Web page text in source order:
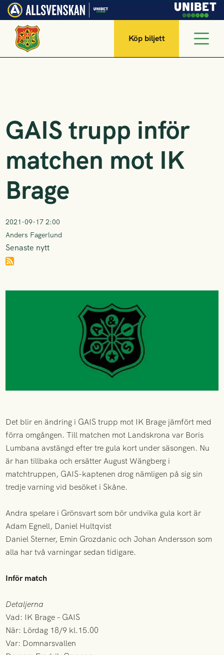
Köp biljett
GAIS trupp inför
matchen mot IK
Brage
2021-09-17 2:00
Anders Fagerlund
Senaste nytt
Det blir en ändring i GAIS trupp mot IK Brage jämfört med
förra omgången. Till matchen mot Landskrona var Boris
Lumbana avstängd efter tre gula kort under säsongen. Nu
är han tillbaka och ersätter August Wängberg i
matchtruppen, GAIS-kaptenen drog nämligen på sig sin
tredje varning vid besöket i Skåne.
Andra spelare i Grönsvart som bör undvika gula kort är
Adam Egnell, Daniel Hultqvist
Daniel Sterner, Emin Grozdanic och Johan Andersson som
alla har två varningar sedan tidigare.
Inför match
Detaljerna
Vad: IK Brage – GAIS
När: Lördag 18/9 kl.15.00
Var: Domnarsvallen